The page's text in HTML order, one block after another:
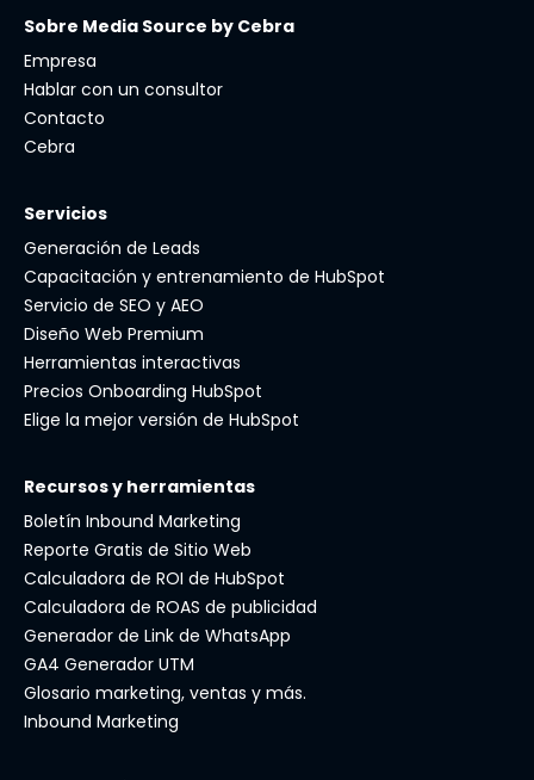
Sobre Media Source by Cebra
Empresa
Hablar con un consultor
Contacto
Cebra
Servicios
Generación de Leads
Capacitación y entrenamiento de HubSpot
Servicio de SEO y AEO
Diseño Web Premium
Herramientas interactivas
Precios Onboarding HubSpot
Elige la mejor versión de HubSpot
Recursos y herramientas
Boletín Inbound Marketing
Reporte Gratis de Sitio Web
Calculadora de ROI de HubSpot
Calculadora de ROAS de publicidad
Generador de Link de WhatsApp
GA4 Generador UTM
Glosario marketing, ventas y más.
Inbound Marketing